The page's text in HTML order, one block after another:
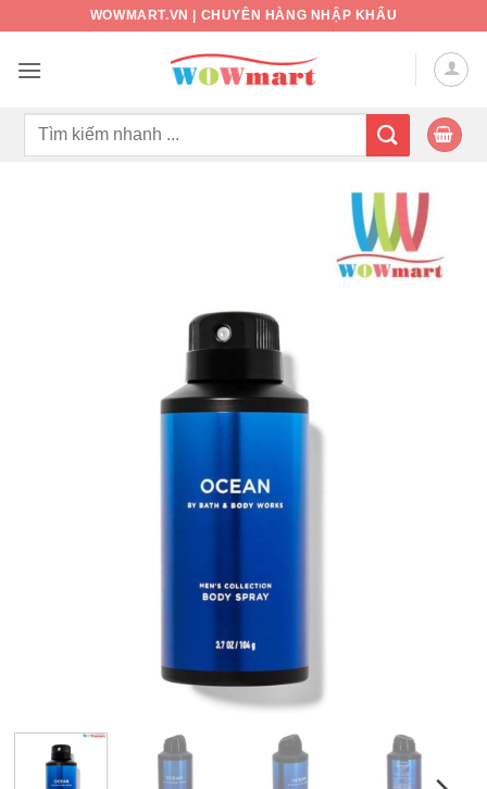
nội
WOWMART.VN | CHUYÊN HÀNG NHẬP KHẨU
Tìm